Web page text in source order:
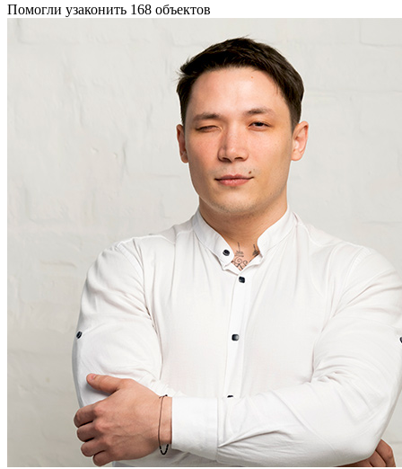
Помогли узаконить 168 объектов